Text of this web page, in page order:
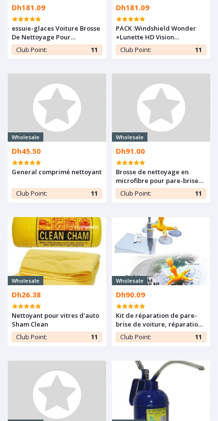
Dh181.09
essuie-glaces Voiture Brosse
De Nettoyage Pour
Nettoyeur Pare-brise
Club Point: 11
Dh181.09
PACK :Windshield Wonder
+Lunette HD Vision
WrapArounds +Organisateur
Siège Auto
Club Point: 11
Wholesale
Dh45.50
General comprimé nettoyant
Club Point: 11
Wholesale
Dh91.00
Brosse de nettoyage en
microfibre pour pare-brise
avec poignée ergonomique
Club Point: 11
Wholesale
Dh26.38
Nettoyant pour vitres d'auto
Sham Clean
Club Point:
11
Wholesale
Dh90.09
Kit de réparation de pare-
brise de voiture, réparation
rapide, réparation sans
trace
Club Point: 11